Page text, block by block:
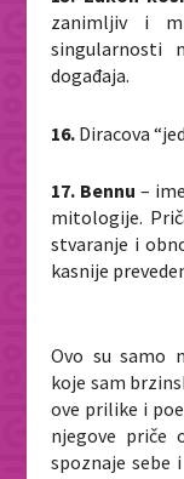
zanimljiv i
singularnosti
događaja.
16. Diracova
17. Bennu –
mitologije.
stvaranje i
kasnije
Ovo su samo
koje sam
ove prilike i
njegove priče
spoznaje sebe